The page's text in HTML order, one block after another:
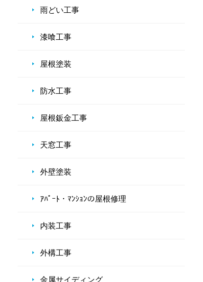
雨どい工事
漆喰工事
屋根塗装
防水工事
屋根鈑金工事
天窓工事
外壁塗装
ｱﾊﾟｰﾄ・ﾏﾝｼｮﾝの屋根修理
内装工事
外構工事
金属サイディング